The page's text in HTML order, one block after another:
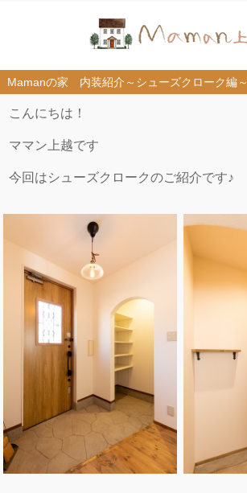
Mamanの家 内装紹介～シューズクローク編～
こんにちは！
ママン上越です
今回はシューズクロークのご紹介です♪